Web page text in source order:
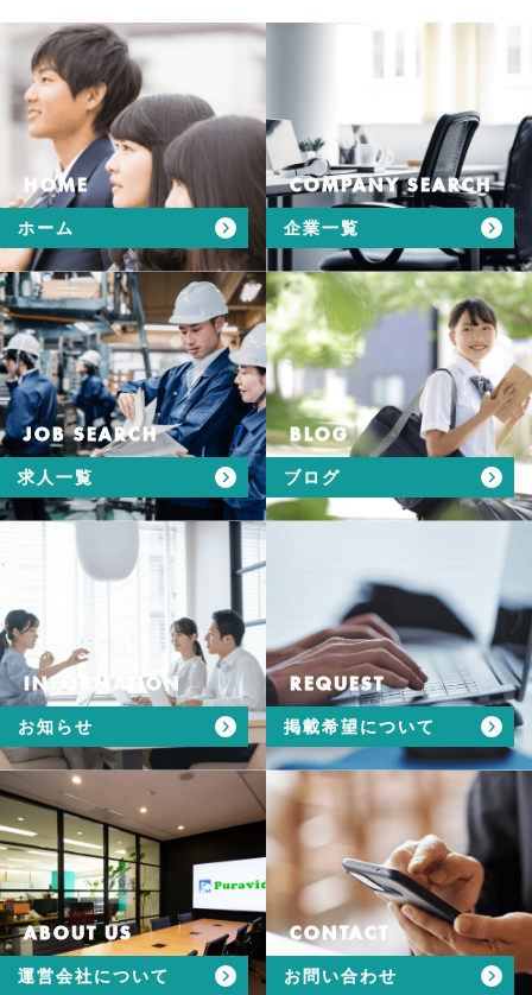
HOME
ホーム
COMPANY SEARCH
企業一覧
JOB SEARCH
求人一覧
BLOG
ブログ
INFORMATION
お知らせ
REQUEST
掲載希望について
ABOUT US
運営会社について
CONTACT
お問い合わせ